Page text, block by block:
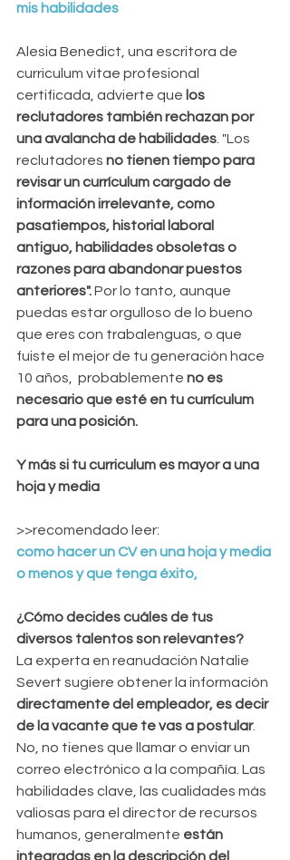
mis habilidades
Alesia Benedict, una escritora de
curriculum vitae profesional
certificada, advierte que los
reclutadores también rechazan por
una avalancha de habilidades. "Los
reclutadores no tienen tiempo para
revisar un currículum cargado de
información irrelevante, como
pasatiempos, historial laboral
antiguo, habilidades obsoletas o
razones para abandonar puestos
anteriores". Por lo tanto, aunque
puedas estar orgulloso de lo bueno
que eres con trabalenguas, o que
fuiste el mejor de tu generación hace
10 años,  probablemente no es
necesario que esté en tu currículum
para una posición.
Y más si tu curriculum es mayor a una
hoja y media
>>recomendado leer:
como hacer un CV en una hoja y media
o menos y que tenga éxito,
¿Cómo decides cuáles de tus
diversos talentos son relevantes?
La experta en reanudación Natalie
Severt sugiere obtener la información
directamente del empleador, es decir
de la vacante que te vas a postular.
No, no tienes que llamar o enviar un
correo electrónico a la compañía. Las
habilidades clave, las cualidades más
valiosas para el director de recursos
humanos, generalmente están
integradas en la descripción del